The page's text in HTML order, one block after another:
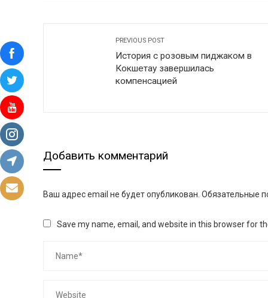
PREVIOUS POST
История с розовым пиджаком в
Кокшетау завершилась
компенсацией
Добавить комментарий
Ваш адрес email не будет опубликован. Обязательные
Save my name, email, and website in this browser for